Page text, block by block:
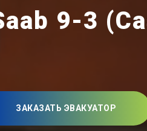
9-3
ЗАКАЗАТЬ ЭВАКУАТОР